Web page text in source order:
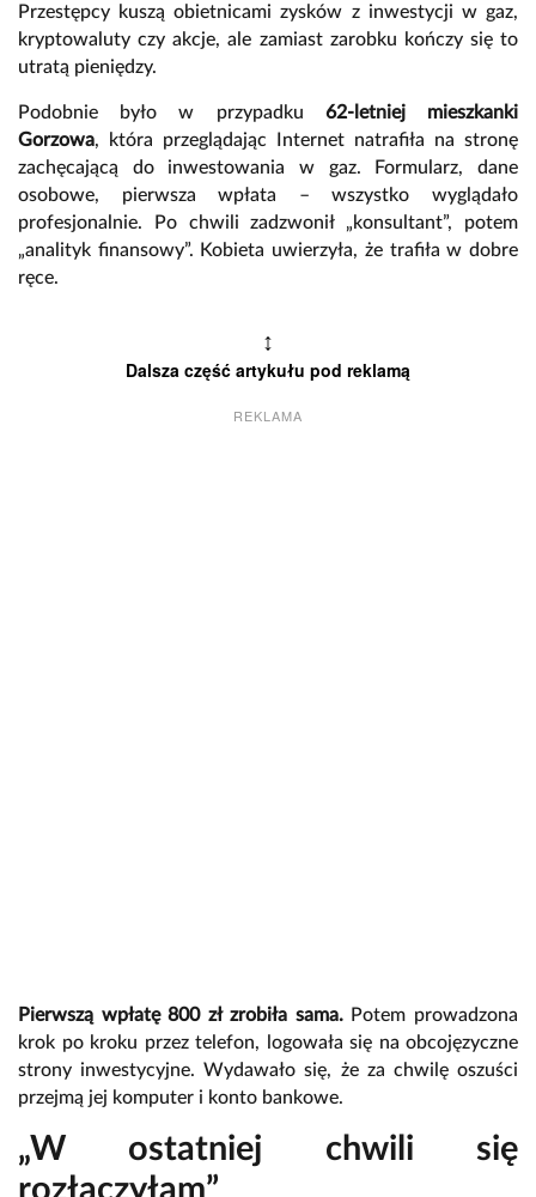
Przestępcy kuszą obietnicami zysków z inwestycji w gaz,
kryptowaluty czy akcje, ale zamiast zarobku kończy się to
utratą pieniędzy.
Podobnie było w przypadku 62-letniej mieszkanki
Gorzowa, która przeglądając Internet natrafiła na stronę
zachęcającą do inwestowania w gaz. Formularz, dane
osobowe, pierwsza wpłata – wszystko wyglądało
profesjonalnie. Po chwili zadzwonił „konsultant”, potem
„analityk finansowy”. Kobieta uwierzyła, że trafiła w dobre
ręce.
↕
Dalsza część artykułu pod reklamą
REKLAMA
Pierwszą wpłatę 800 zł zrobiła sama.Potem prowadzona
krok po kroku przez telefon, logowała się na obcojęzyczne
strony inwestycyjne. Wydawało się, że za chwilę oszuści
przejmą jej komputer i konto bankowe.
„W ostatniej chwili się